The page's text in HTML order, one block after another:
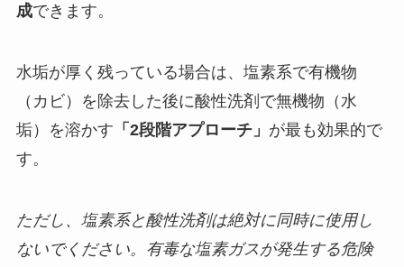
成できます。
水垢が厚く残っている場合は、塩素系で有機物
（カビ）を除去した後に酸性洗剤で無機物（水
垢）を溶かす 「2段階アプローチ」 が最も効果的で
す。
ただし、塩素系と酸性洗剤は絶対に同時に使用し
ないでください。有毒な塩素ガスが発生する危険